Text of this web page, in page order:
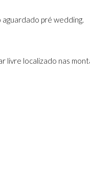
pré wedding.
livre localizado nas